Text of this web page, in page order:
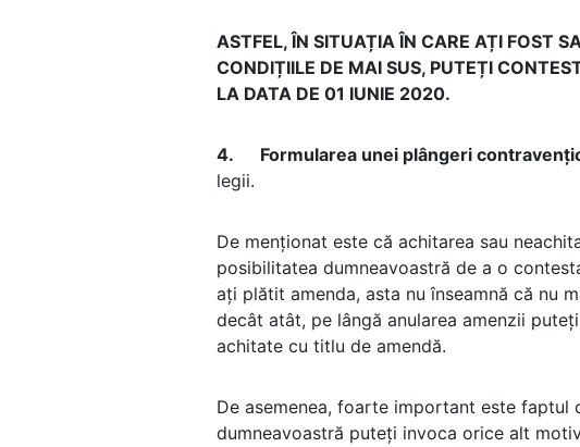
ASTFEL, ÎN SITUAȚIA ÎN CARE AȚI FOST
CONDIȚIILE DE MAI SUS, PUTEȚI
LA DATA DE 01 IUNIE 2020.
4. Formularea unei plângeri
legii.
De menționat este că achitarea sau
posibilitatea dumneavoastră de a o
ați plătit amenda, asta nu înseamnă că nu
decât atât, pe lângă anularea amenzii
achitate cu titlu de amendă.
De asemenea, foarte important este faptul
dumneavoastră puteți invoca orice alt